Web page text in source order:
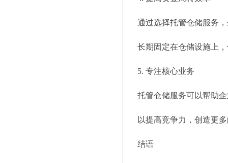
通过选择托管仓储服务
长期固定在仓储设施上
5. 专注核心业务
托管仓储服务可以帮助
以提高竞争力，创造更
结语